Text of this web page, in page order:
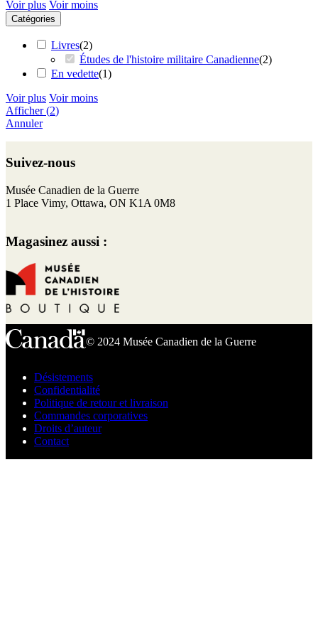
Voir plus Voir moins
Catégories
Livres(2)
Études de l'histoire militaire Canadienne(2)
En vedette(1)
Voir plus Voir moins
Afficher(2)
Annuler
au
de
page
Suivez-nous
F
a
b
I
n
a
m
T
w
t
Y
o
u
Musée Canadien de la Guerre
1 Place Vimy, Ottawa, ON K1A 0M8
Magasinez aussi :
© 2024 Musée Canadien de la Guerre
Désistements
Confidentialité
Politique de retour et livraison
Commandes corporatives
Droits d’auteur
Contact